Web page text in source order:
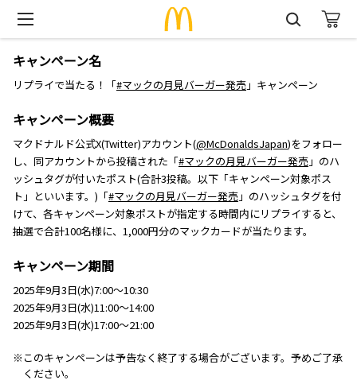
キャンペーン名
リプライで当たる！「#マックの月見バーガー発売 」キャンペーン
キャンペーン概要
マクドナルド公式X(Twitter)アカウント(@McDonaldsJapan)をフォロー
し、同アカウントから投稿された「#マックの月見バーガー発売 」のハ
ッシュタグが付いたポスト(合計3投稿。以下「キャンペーン対象ポス
ト」といいます。)「#マックの月見バーガー発売 」のハッシュタグを付
けて、各キャンペーン対象ポストが指定する時間内にリプライすると、
抽選で合計100名様に、1,000円分のマックカードが当たります。
キャンペーン期間
2025年9月3日(水)7:00～10:30
2025年9月3日(水)11:00～14:00
2025年9月3日(水)17:00～21:00
※このキャンペーンは予告なく終了する場合がございます。予めご了承
ください。